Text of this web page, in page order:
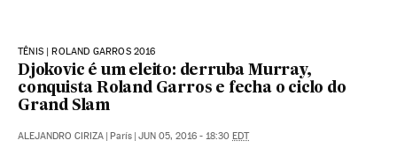
TÊNIS | ROLAND GARROS 2016
Djokovic é um eleito: derruba Murray,
conquista Roland Garros e fecha o ciclo do
Grand Slam
ALEJANDRO CIRIZA | París | JUN 05, 2016 - 18:30 EDT